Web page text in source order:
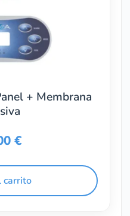
+ Membrana
€
carrito